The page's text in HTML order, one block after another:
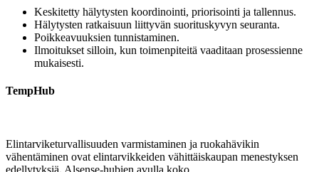
Keskitetty hälytysten koordinointi, priorisointi ja tallennus.
Hälytysten ratkaisuun liittyvän suorituskyvyn seuranta.
Poikkeavuuksien tunnistaminen.
Ilmoitukset silloin, kun toimenpiteitä vaaditaan prosessienne
mukaisesti.
TempHub
Elintarviketurvallisuuden varmistaminen ja ruokahävikin
vähentäminen ovat elintarvikkeiden vähittäiskaupan menestyksen